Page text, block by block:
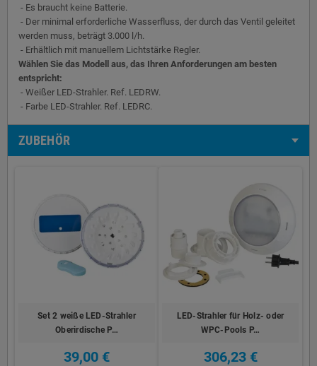
- Es braucht keine Batterie.
- Der minimal erforderliche Wasserfluss, der durch das Ventil geleitet
werden muss, beträgt 3.000 l/h.
- Erhältlich mit manuellem Lichtstärke Regler.
Wählen Sie das Modell aus, das Ihren Anforderungen am besten
entspricht:
- Weißer LED-Strahler. Ref. LEDRW.
- Farbe LED-Strahler. Ref. LEDRC.
ZUBEHÖR
Set 2 weiße LED-Strahler
Oberirdische P…
39,00 €
LED-Strahler für Holz- oder
WPC-Pools P…
306,23 €